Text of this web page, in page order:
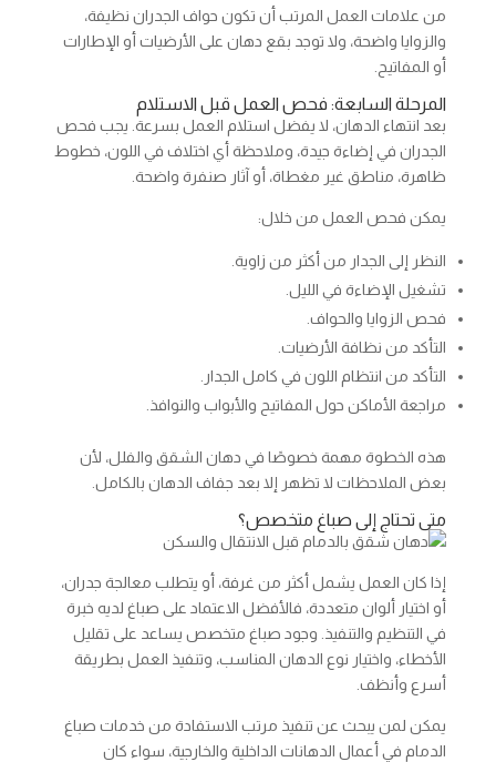
من علامات العمل المرتب أن تكون حواف الجدران نظيفة،
والزوايا واضحة، ولا توجد بقع دهان على الأرضيات أو الإطارات
أو المفاتيح.
المرحلة السابعة: فحص العمل قبل الاستلام
بعد انتهاء الدهان، لا يفضل استلام العمل بسرعة. يجب فحص
الجدران في إضاءة جيدة، وملاحظة أي اختلاف في اللون، خطوط
ظاهرة، مناطق غير مغطاة، أو آثار صنفرة واضحة.
يمكن فحص العمل من خلال:
النظر إلى الجدار من أكثر من زاوية.
تشغيل الإضاءة في الليل.
فحص الزوايا والحواف.
التأكد من نظافة الأرضيات.
التأكد من انتظام اللون في كامل الجدار.
مراجعة الأماكن حول المفاتيح والأبواب والنوافذ.
هذه الخطوة مهمة خصوصًا في دهان الشقق والفلل، لأن
بعض الملاحظات لا تظهر إلا بعد جفاف الدهان بالكامل.
متى تحتاج إلى صباغ متخصص؟
إذا كان العمل يشمل أكثر من غرفة، أو يتطلب معالجة جدران،
أو اختيار ألوان متعددة، فالأفضل الاعتماد على صباغ لديه خبرة
في التنظيم والتنفيذ. وجود صباغ متخصص يساعد على تقليل
الأخطاء، واختيار نوع الدهان المناسب، وتنفيذ العمل بطريقة
أسرع وأنظف.
يمكن لمن يبحث عن تنفيذ مرتب الاستفادة من خدمات صباغ
الدمام في أعمال الدهانات الداخلية والخارجية، سواء كان